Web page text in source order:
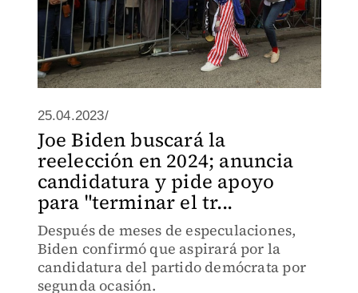
25.04.2023/
Joe Biden buscará la
reelección en 2024; anuncia
candidatura y pide apoyo
para "terminar el tr...
Después de meses de especulaciones,
Biden confirmó que aspirará por la
candidatura del partido demócrata por
segunda ocasión.